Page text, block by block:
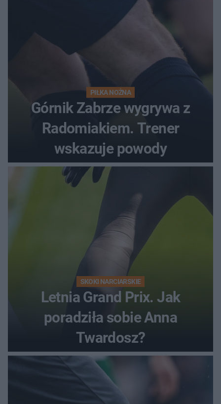
PIŁKA NOŻNA
Górnik Zabrze wygrywa z
Radomiakiem. Trener
wskazuje powody
SKOKI NARCIARSKIE
Letnia Grand Prix. Jak
poradziła sobie Anna
Twardosz?